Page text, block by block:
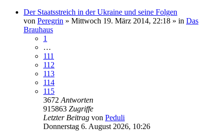
Der Staatsstreich in der Ukraine und seine Folgen
von Peregrin » Mittwoch 19. März 2014, 22:18 » in Das
Brauhaus
1
…
111
112
113
114
115
3672 Antworten
915863 Zugriffe
Letzter Beitrag von Peduli
Donnerstag 6. August 2026, 10:26